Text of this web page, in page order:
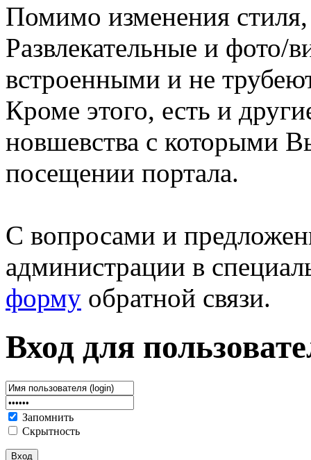
Помимо изменения
Развлекательные и фото/
встроенными и не
Кроме этого, есть и
новшевства с которыми
посещении портала.
С вопросами и
администрации в
форму обратной связи.
Вход для
Запомнить
Скрытность